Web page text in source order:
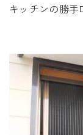
キッチンの勝手